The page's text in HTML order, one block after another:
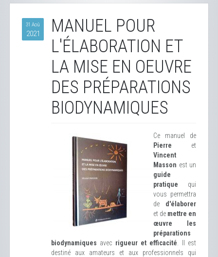
31 Aoû
2021
MANUEL POUR
L'ÉLABORATION ET
LA MISE EN OEUVRE
DES PRÉPARATIONS
BIODYNAMIQUES
Ce manuel de
Pierre et
Vincent
Masson est un
guide
pratique qui
vous permettra
de d'élaborer
et de mettre en
œuvre les
préparations
biodynamiques avec rigueur et efficacité . Il est
destiné aux amateurs et aux professionnels qui